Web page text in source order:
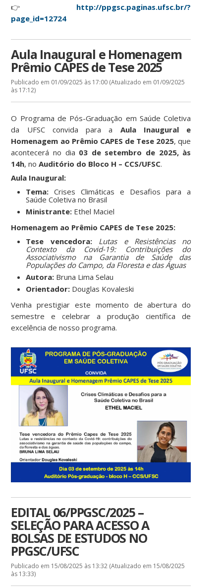
👉 http://ppgsc.paginas.ufsc.br/?
page_id=12724
Aula Inaugural e Homenagem
Prêmio CAPES de Tese 2025
Publicado em 01/09/2025 às 17:00 (Atualizado em 01/09/2025
às 17:12)
O Programa de Pós-Graduação em Saúde Coletiva
da UFSC convida para a Aula Inaugural e
Homenagem ao Prêmio CAPES de Tese 2025, que
acontecerá no dia 03 de setembro de 2025, às
14h, noAuditório do Bloco H – CCS/UFSC.
Aula Inaugural:
Tema: Crises Climáticas e Desafios para a
Saúde Coletiva no Brasil
Ministrante: Ethel Maciel
Homenagem ao Prêmio CAPES de Tese 2025:
Tese vencedora:
Lutas e Resistências no
Contexto da Covid-19: Contribuições do
Associativismo na Garantia de Saúde das
Populações do Campo, da Floresta e das Águas
Autora: Bruna Lima Selau
Orientador: Douglas Kovaleski
Venha prestigiar este momento de abertura do
semestre e celebrar a produção científica de
excelência de nosso programa.
EDITAL 06/PPGSC/2025 –
SELEÇÃO PARA ACESSO A
BOLSAS DE ESTUDOS NO
PPGSC/UFSC
Publicado em 15/08/2025 às 13:32 (Atualizado em 15/08/2025
às 13:33)